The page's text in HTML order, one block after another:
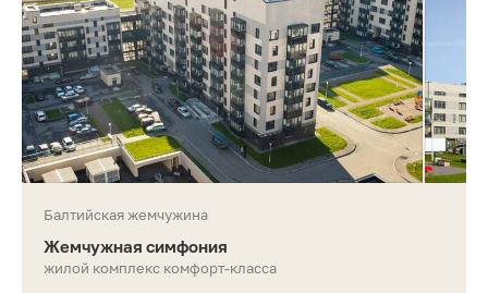
Балтийская жемчужина
Жемчужная симфония
жилой комплекс комфорт-класса